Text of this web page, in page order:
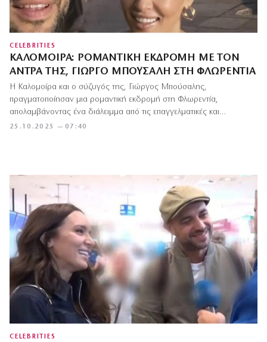
CELEBRITIES
ΚΑΛΟΜΟΊΡΑ: ΡΟΜΑΝΤΙΚΉ ΕΚΔΡΟΜΉ ΜΕ ΤΟΝ
ΆΝΤΡΑ ΤΗΣ, ΓΙΏΡΓΟ ΜΠΟΎΣΑΛΗ ΣΤΗ ΦΛΩΡΕΝΤΊΑ
25.10.2025 — 07:40
Η Καλομοίρα και ο σύζυγός της, Γιώργος Μπούσαλης,
πραγματοποίησαν μια ρομαντική εκδρομή στη Φλωρεντία,
απολαμβάνοντας ένα διάλειμμα από τις επαγγελματικές και
οικογενειακές…
CELEBRITIES